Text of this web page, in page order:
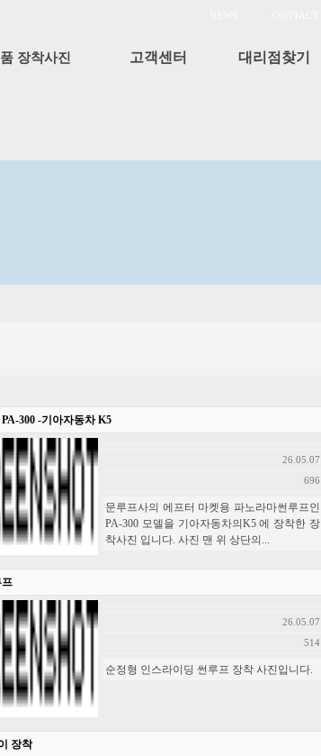
장착사진 고객센터 대리점찾기
300 -기아자동차 K5
26.05.07
696
문루프사의 에프터 마켓용 파노라마썬루프인
PA-300 모델을 기아자동차의K5 에 장착한 장
착사진 입니다. 사진 맨 위 상단의...
프
26.05.07
514
순정형 인스라이딩 썬루프 장착 사진입니다.
장착